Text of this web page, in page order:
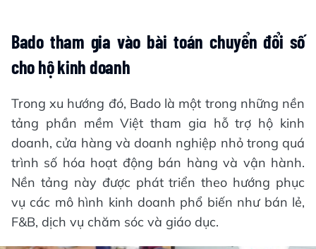
Bado tham gia vào bài toán chuyển đổi số
cho hộ kinh doanh
Trong xu hướng đó, Bado là một trong những nền
tảng phần mềm Việt tham gia hỗ trợ hộ kinh
doanh, cửa hàng và doanh nghiệp nhỏ trong quá
trình số hóa hoạt động bán hàng và vận hành.
Nền tảng này được phát triển theo hướng phục
vụ các mô hình kinh doanh phổ biến như bán lẻ,
F&B, dịch vụ chăm sóc và giáo dục.